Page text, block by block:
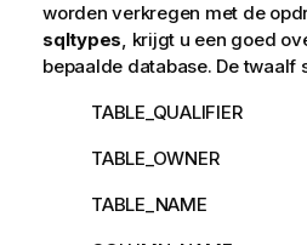
worden verkregen met de
sqltypes, krijgt u een goed
bepaalde database. De twaalf
TABLE_QUALIFIER
TABLE_OWNER
TABLE_NAME